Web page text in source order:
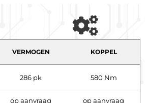
VERMOGEN KOPPEL
286 pk 580 Nm
op aanvraag op aanvraag